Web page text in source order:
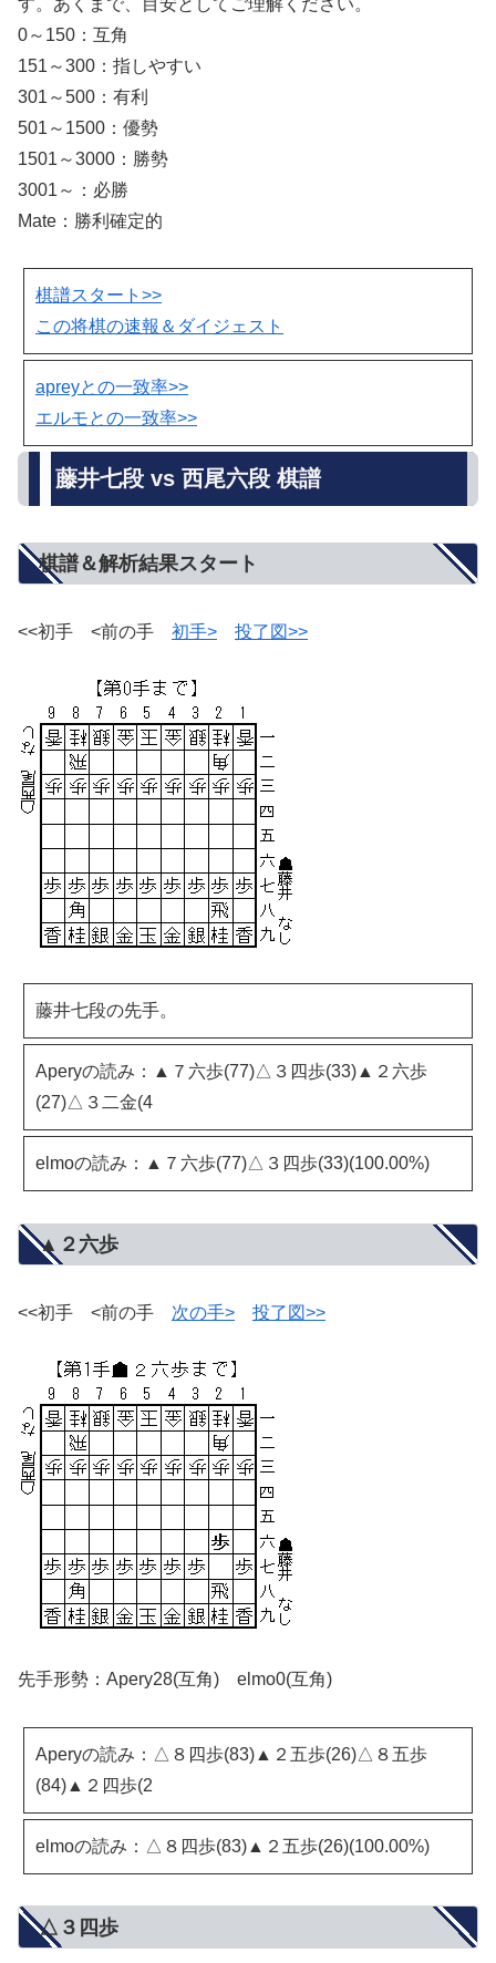
0～150：互角
151～300：指しやすい
301～500：有利
501～1500：優勢
1501～3000：勝勢
3001～：必勝
Mate：勝利確定的
棋譜スタート>>
この将棋の速報＆ダイジェスト
apreyとの一致率>>
エルモとの一致率>>
藤井七段 vs 西尾六段 棋譜
棋譜＆解析結果スタート
<<初手 <前の手 初手> 投了図>>
藤井七段の先手。
Aperyの読み：▲７六歩(77)△３四歩(33)▲２六歩
(27)△３二金(4
elmoの読み：▲７六歩(77)△３四歩(33)(100.00%)
▲２六歩
<<初手 <前の手 次の手> 投了図>>
先手形勢：Apery28(互角) elmo0(互角)
Aperyの読み：△８四歩(83)▲２五歩(26)△８五歩
(84)▲２四歩(2
elmoの読み：△８四歩(83)▲２五歩(26)(100.00%)
△３四歩